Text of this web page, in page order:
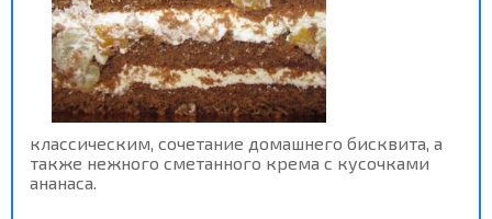
классическим, сочетание домашнего бисквита, а
также нежного сметанного крема с кусочками
ананаса.